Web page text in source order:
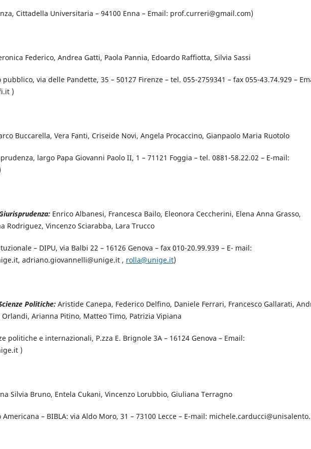
Cittadella Universitaria – 94100 Enna – Email: prof.curreri@gmail.com)
Federico, Andrea Gatti, Paola Pannia, Edoardo Raffiotta, Silvia Sassi
via delle Pandette, 35 – 50127 Firenze – tel. 055-2759341 – fax 055-43.74.929 –
)
Buccarella, Vera Fanti, Criseide Novi, Angela Procaccino, Gianpaolo Maria Ruotolo
largo Papa Giovanni Paolo II, 1 – 71121 Foggia – tel. 0881-58.22.02 – E-mail:
Enrico Albanesi, Francesca Bailo, Eleonora Ceccherini, Elena Anna Grasso,
Rodriguez, Vincenzo Sciarabba, Lara Trucco
– DIPU, via Balbi 22 – 16126 Genova – fax 010-20.99.939 – E- mail:
adriano.giovannelli@unige.it , rolla@unige.it)
Politiche: Aristide Canepa, Federico Delfino, Daniele Ferrari, Francesco Gallarati,
Arianna Pitino, Matteo Timo, Patrizia Vipiana
politiche e internazionali, P.zza E. Brignole 3A – 16124 Genova – Email:
)
Silvia Bruno, Entela Cukani, Vincenzo Lorubbio, Giuliana Terragno
– BIBLA: via Aldo Moro, 31 – 73100 Lecce – E-mail: